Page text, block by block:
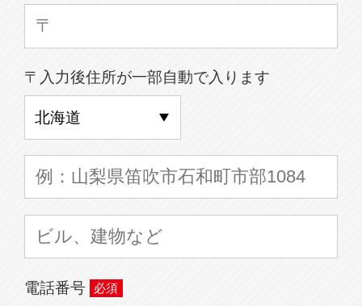
〒入力後住所が一部自動で入ります
電話番号